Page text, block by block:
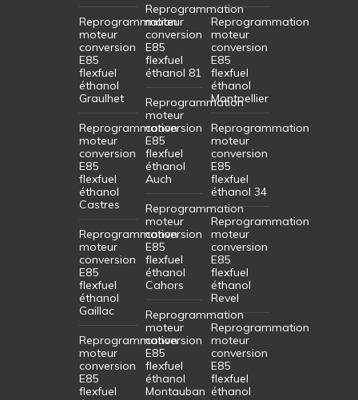
Reprogrammation
moteur
conversion
E85
flexfuel
éthanol
Graulhet
Reprogrammation
moteur
conversion
E85
flexfuel
éthanol
Castres
Reprogrammation
moteur
conversion
E85
flexfuel
éthanol
Gaillac
Reprogrammation
moteur
conversion
E85
flexfuel
Reprogrammation
moteur
conversion
E85
flexfuel
éthanol 81
Reprogrammation
moteur
conversion
E85
flexfuel
éthanol
Auch
Reprogrammation
moteur
conversion
E85
flexfuel
éthanol
Cahors
Reprogrammation
moteur
conversion
E85
flexfuel
éthanol
Montauban
Reprogrammation
moteur
conversion
E85
flexfuel
éthanol
Montpellier
Reprogrammation
moteur
conversion
E85
flexfuel
éthanol 34
Reprogrammation
moteur
conversion
E85
flexfuel
éthanol
Revel
Reprogrammation
moteur
conversion
E85
flexfuel
éthanol